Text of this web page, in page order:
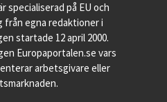
specialiserad på EU och
från egna redaktioner i
startade 12 april 2000.
Europaportalen.se vars
arbetsgivare eller